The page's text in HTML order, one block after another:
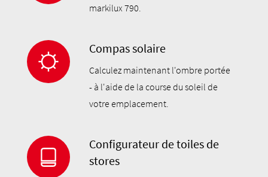
markilux 790.
Compas solaire
Calculez maintenant l'ombre portée
- à l'aide de la course du soleil de
votre emplacement.
Configurateur de toiles de
stores